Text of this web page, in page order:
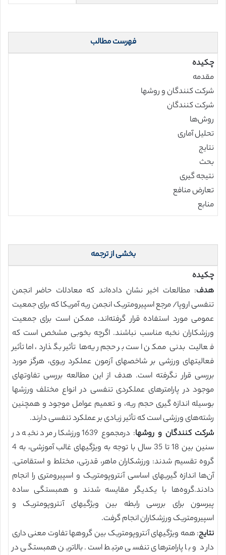
فهرست مطالب
چکیده
مقدمه
شرکت کنندگان و روشها
شرکت کنندگان
روش‌ها
تحلیل آماری
نتایج
بحث
نتیجه گیری
تعارض منافع
منابع
بخشی از ترجمه
چکیده
هدف: مطالعات اخیر نشان داده‌اند كه معادلات حاضر انجمن
تنفسی اروپا/ مرجع اسپیرومتریک انجمن ريه آمريكا که برای جمعیت
عمومی مورد استفاده قرار گرفته‌اند، ممکن است برای جمعیت
ورزشکاران نخبه مناسب نباشند. اگرچه بخوبی مشخص است که
فعالیت بدنی ممکن است بر حجم ریه‌ها تأثیر بگذارد، اما تأثیر
فعالیتهای ورزشی بر شاخصهای آزمون عملکرد ریوی، هرگز مورد
بررسی قرار نگرفته است. هدف از این مطالعه بررسی تفاوتهای
موجود در پارامترهای عملکردی تنفسی در انواع مختلف ورزشها
بوسیله اندازه گیری حجم ریه، و تعمیم عوامل موجود و همچنین
رشته‌های ورزشی است که تأثیر زیادی بر عملکرد تنفسی دارند.
شرکت کنندگان و روشها
: درمجموع 1639 ورزشکار مرد نخبه در
سنین بین 18 تا 35 سال با توجه به ویژگیهای غالب آموزشی، به 4
گروه تقسیم شدند: ورزشکاران ماهر، قدرتی، مختلط و استقامتی.
آن‌ها اندازه گیریهای اساسی آنتروپومتریک و اسپیرومتری را انجام
دادند.گروه‌ها با یکدیگر مقایسه شدند و همبستگی ساده
پیرسون برای بررسی رابطه بین ویژگیهای آنتروپومتریک و
اسپیرومتریک ورزشکاران انجام گرفت.
نتایج: همه ویژگیهای آنتروپومتریک بین گروهها تفاوت معنی داری
دارد و با پارامترهای تنفسی مرتبط است. بالاترین همبستگی در